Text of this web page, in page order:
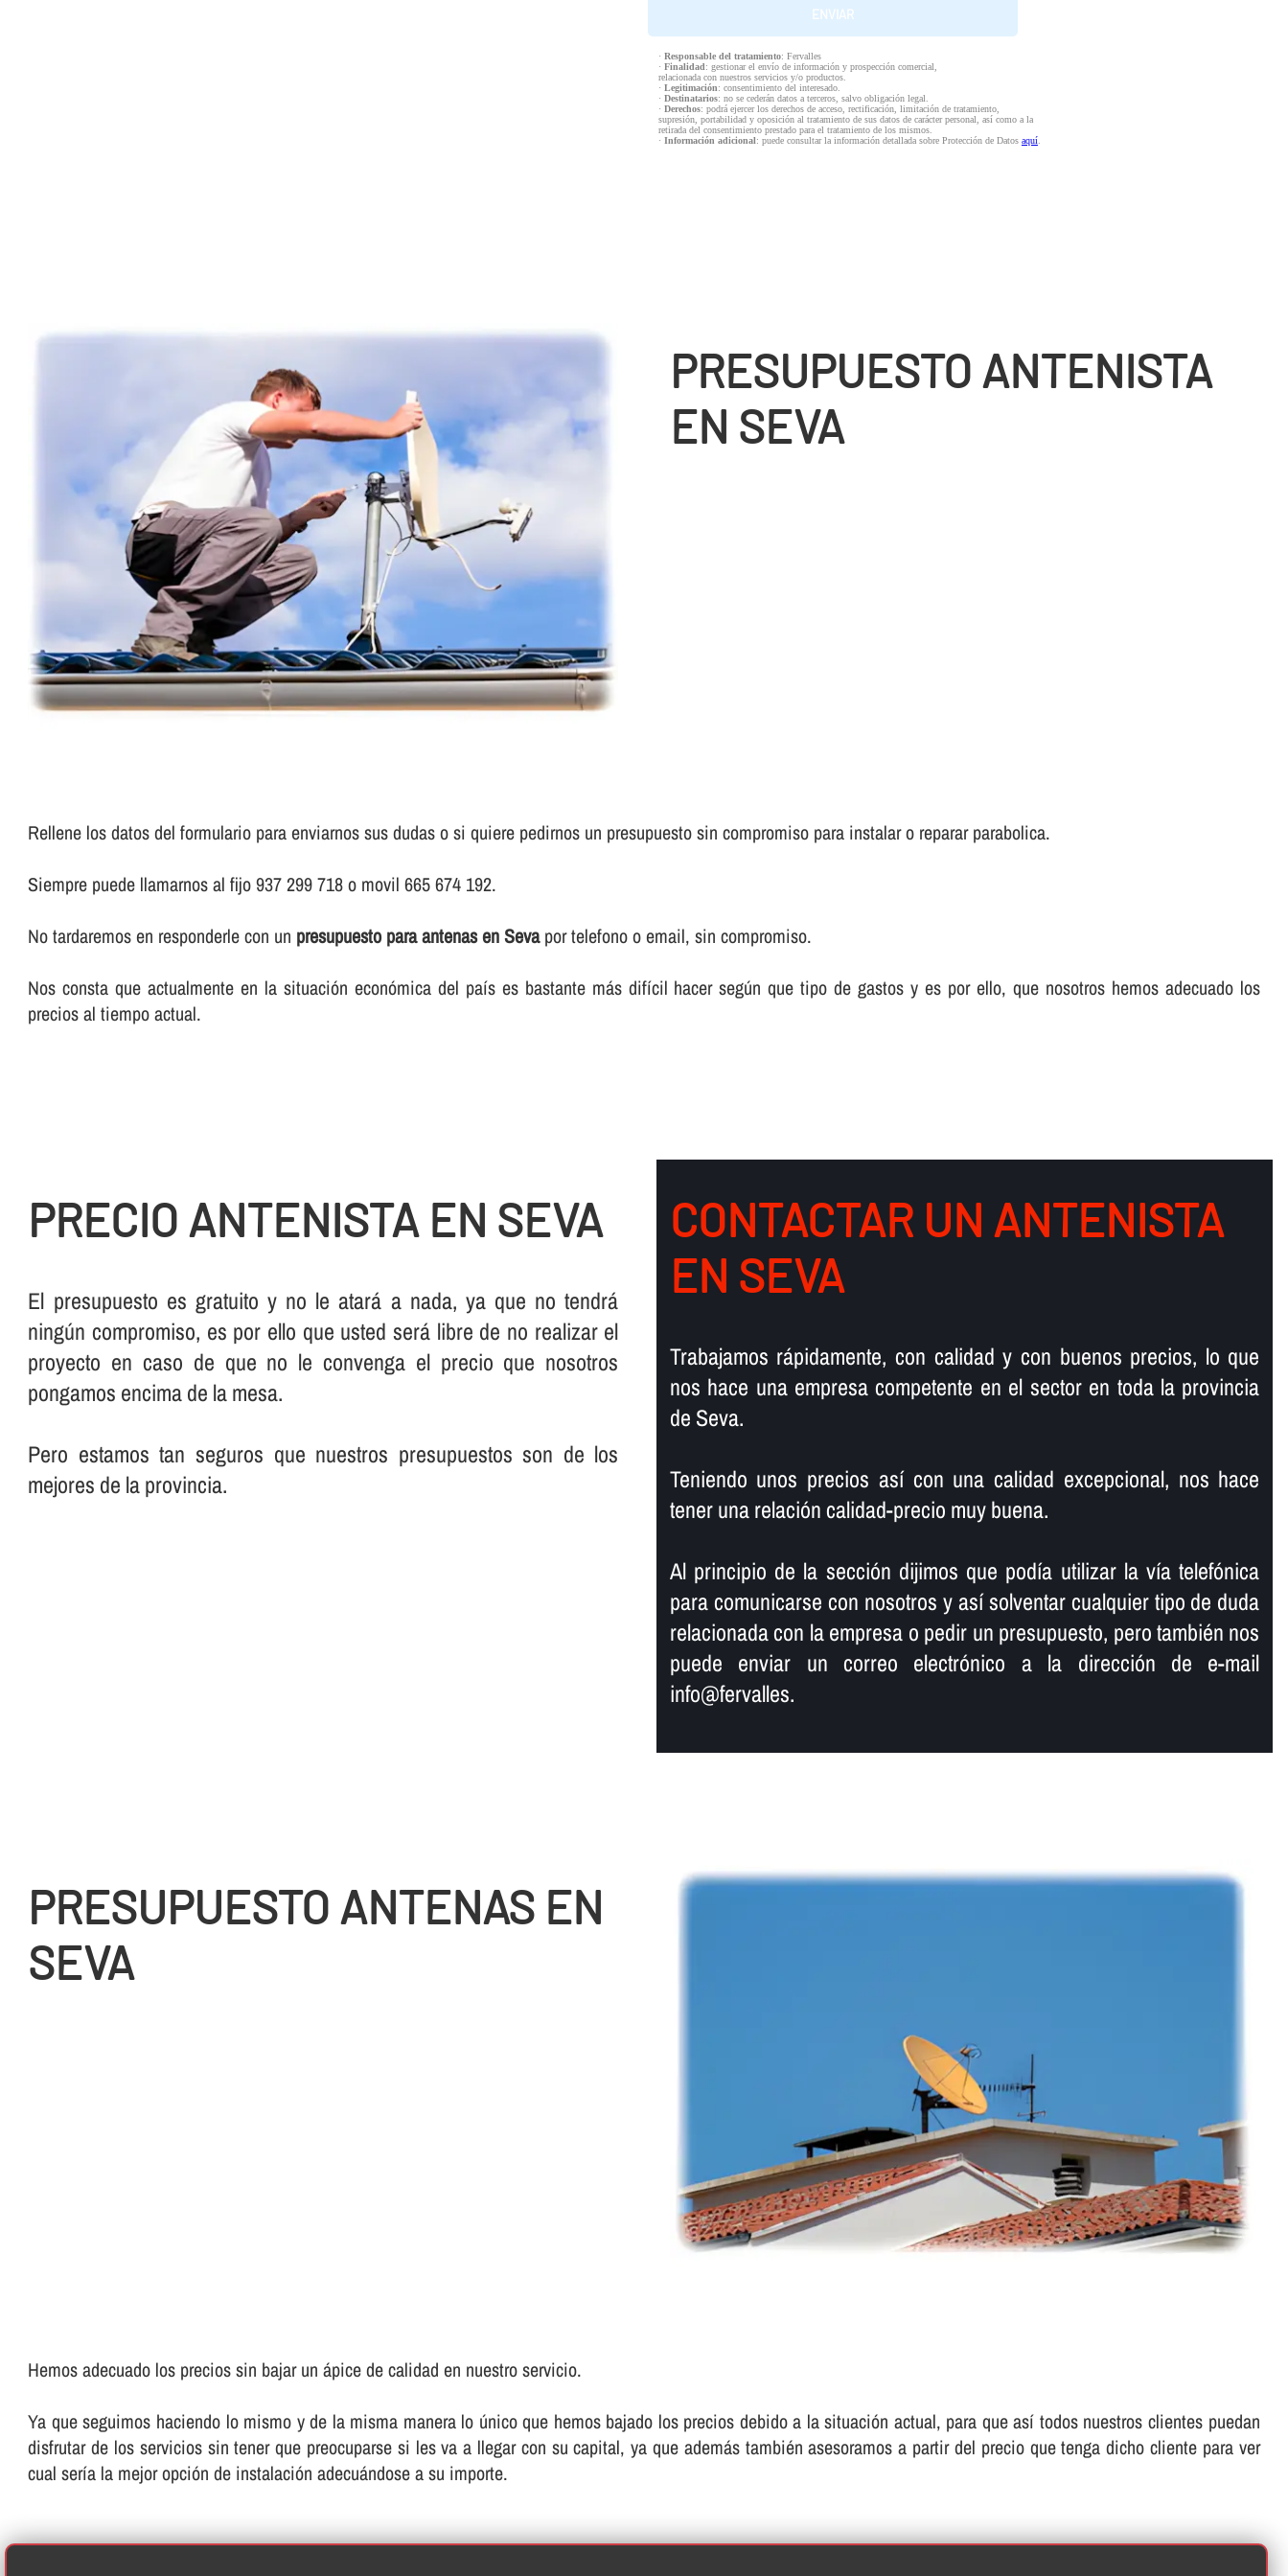
· Responsable del tratamiento: Fervalles
· Finalidad: gestionar el envío de información y prospección comercial,
relacionada con nuestros servicios y/o productos.
· Legitimación: consentimiento del interesado.
· Destinatarios: no se cederán datos a terceros, salvo obligación legal.
· Derechos: podrá ejercer los derechos de acceso, rectificación, limitación de tratamiento,
supresión, portabilidad y oposición al tratamiento de sus datos de carácter personal, así como a la
retirada del consentimiento prestado para el tratamiento de los mismos.
· Información adicional: puede consultar la información detallada sobre Protección de Datos aquí.
PRESUPUESTO ANTENISTA
EN SEVA
Rellene los datos del formulario para enviarnos sus dudas o si quiere pedirnos un presupuesto sin compromiso para instalar o reparar parabolica.
Siempre puede llamarnos al fijo 937 299 718 o movil 665 674 192.
No tardaremos en responderle con un presupuesto para antenas en Sevapor telefono o email, sin compromiso.
Nos consta que actualmente en la situación económica del paí­s es bastante más difí­cil hacer según que tipo de gastos y es por ello, que nosotros hemos adecuado los
precios al tiempo actual.
PRECIO ANTENISTA EN SEVA
El presupuesto es gratuito y no le atará a nada, ya que no tendrá
ningún compromiso, es por ello que usted será libre de no realizar el
proyecto en caso de que no le convenga el precio que nosotros
pongamos encima de la mesa.
Pero estamos tan seguros que nuestros presupuestos son de los
mejores de la provincia.
CONTACTAR UN ANTENISTA
EN SEVA
Trabajamos rápidamente, con calidad y con buenos precios, lo que
nos hace una empresa competente en el sector en toda la provincia
de Seva.
Teniendo unos precios así­ con una calidad excepcional, nos hace
tener una relación calidad-precio muy buena.
Al principio de la sección dijimos que podí­a utilizar la ví­a telefónica
para comunicarse con nosotros y así­ solventar cualquier tipo de duda
relacionada con la empresa o pedir un presupuesto, pero también nos
puede enviar un correo electrónico a la dirección de e-mail
info@fervalles.
PRESUPUESTO ANTENAS EN
SEVA
Hemos adecuado los precios sin bajar un ápice de calidad en nuestro servicio.
Ya que seguimos haciendo lo mismo y de la misma manera lo único que hemos bajado los precios debido a la situación actual, para que así­ todos nuestros clientes puedan
disfrutar de los servicios sin tener que preocuparse si les va a llegar con su capital, ya que además también asesoramos a partir del precio que tenga dicho cliente para ver
cual serí­a la mejor opción de instalación adecuándose a su importe.